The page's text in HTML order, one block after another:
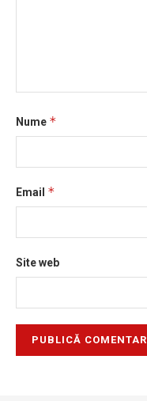
Nume *
Email *
Site web